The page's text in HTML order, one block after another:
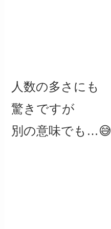
人数の多さにも
驚きですが
別の意味でも…😅